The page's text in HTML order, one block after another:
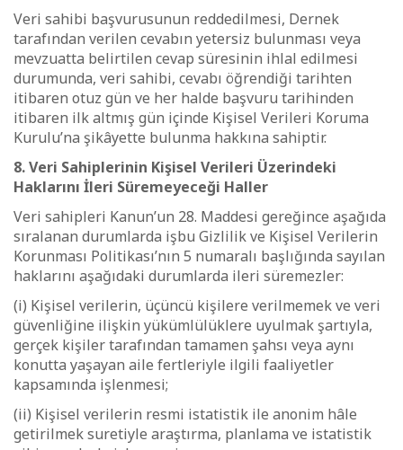
Veri sahibi başvurusunun reddedilmesi, Dernek
tarafından verilen cevabın yetersiz bulunması veya
mevzuatta belirtilen cevap süresinin ihlal edilmesi
durumunda, veri sahibi, cevabı öğrendiği tarihten
itibaren otuz gün ve her halde başvuru tarihinden
itibaren ilk altmış gün içinde Kişisel Verileri Koruma
Kurulu’na şikâyette bulunma hakkına sahiptir.
8. Veri Sahiplerinin Kişisel Verileri Üzerindeki
Haklarını İleri Süremeyeceği Haller
Veri sahipleri Kanun’un 28. Maddesi gereğince aşağıda
sıralanan durumlarda işbu Gizlilik ve Kişisel Verilerin
Korunması Politikası’nın 5 numaralı başlığında sayılan
haklarını aşağıdaki durumlarda ileri süremezler:
(i) Kişisel verilerin, üçüncü kişilere verilmemek ve veri
güvenliğine ilişkin yükümlülüklere uyulmak şartıyla,
gerçek kişiler tarafından tamamen şahsı veya aynı
konutta yaşayan aile fertleriyle ilgili faaliyetler
kapsamında işlenmesi;
(ii) Kişisel verilerin resmi istatistik ile anonim hâle
getirilmek suretiyle araştırma, planlama ve istatistik